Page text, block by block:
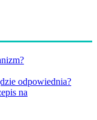
odpowiednia?
na